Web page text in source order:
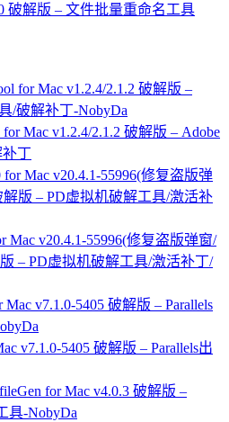
破解版 – 文件批量重命名工具
Mac v1.2.4/2.1.2 破解版 – Adobe
丁
Mac v20.4.1-55996(修复盗版弹窗/
– PD虚拟机破解工具/激活补丁/
v7.1.0-5405 破解版 – Parallels出